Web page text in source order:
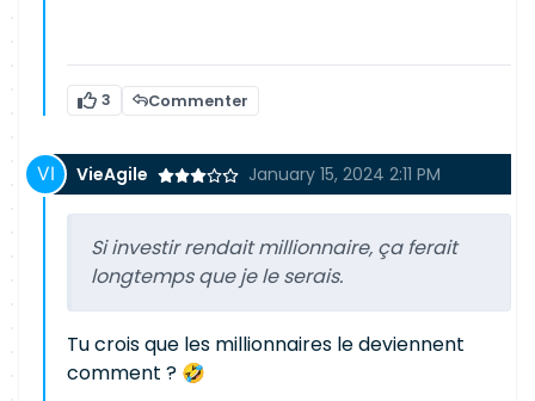
3 Commenter
VieAgile January 15, 2024 2:11 PM
Si investir rendait millionnaire, ça ferait
longtemps que je le serais.
Tu crois que les millionnaires le deviennent
comment ? 🤣